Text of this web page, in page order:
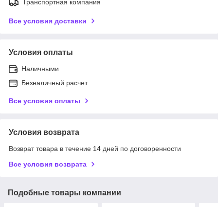
Транспортная компания
Все условия доставки
Условия оплаты
Наличными
Безналичный расчет
Все условия оплаты
Условия возврата
Возврат товара в течение 14 дней по договоренности
Все условия возврата
Подобные товары компании